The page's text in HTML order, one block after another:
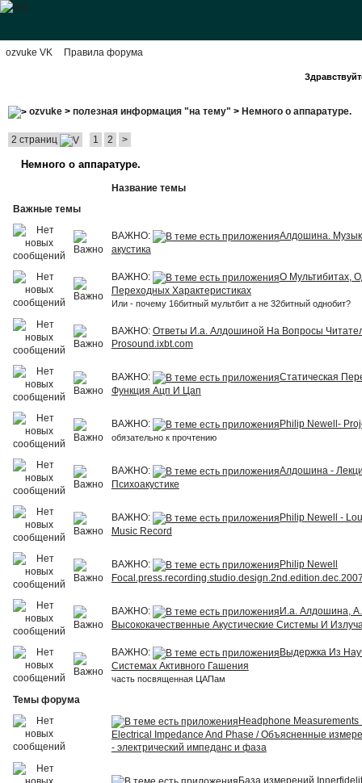
ozvuke VK Правила форума
ozvuke> полезная информация "на тему" > Немного о аппаратуре.
2 страниц 1 2 >
Немного о аппаратуре.
Название темы
Важные темы
ВАЖНО:
Алдошина.
акустика
ВАЖНО:
О Мультибитах,
Переходных Характеристиках
Или - почему 16битный мультбит а не 32битный однобит?
ВАЖНО: Ответы И.а. Алдошиной На Вопросы
Prosound.ixbt.com
ВАЖНО:
Статическая
Функция Ацп И Цап
ВАЖНО: Philip Newell-
обязательно к прочтению
ВАЖНО:
Алдошина -
Психоакустике
ВАЖНО:
Philip Newell -
Music Record
ВАЖНО:
Philip Newell
ВАЖНО:
И.а. Алдошина,
Высококачественные Акустические Системы И
ВАЖНО:
Выдержка Из
Системах Активного Гашения
часть посвященная ЦАПам
Темы форума
Headphone Measurements
Electrical Impedance And Phase / Объясненные
- электрический импеданс и фаза
База измерений